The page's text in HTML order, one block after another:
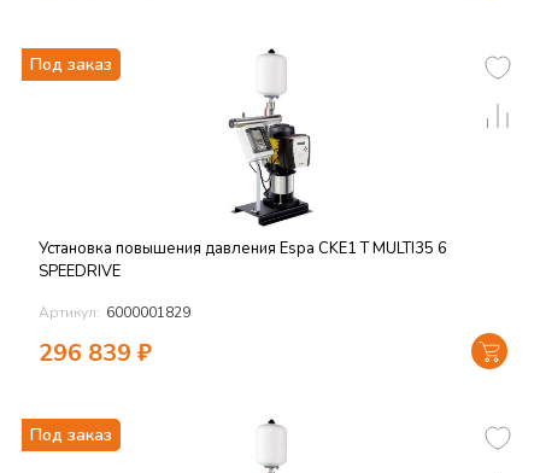
Под заказ
Установка повышения давления Espa CKE1 T MULTI35 6
SPEEDRIVE
Артикул: 6000001829
296 839 ₽
Под заказ